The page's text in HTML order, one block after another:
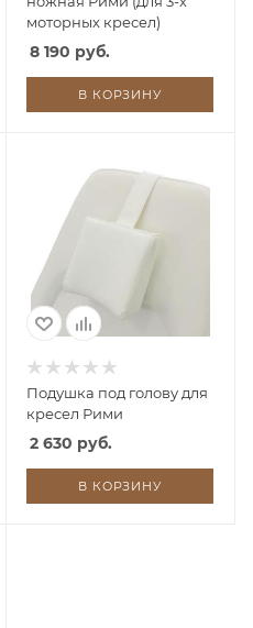
моторных кресел)
8 190 руб.
В КОРЗИНУ
Подушка под голову для
кресел Рими
2 630 руб.
В КОРЗИНУ